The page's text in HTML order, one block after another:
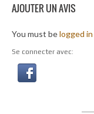
AJOUTER UN AVIS
You must belogged in
Se connecter avec: